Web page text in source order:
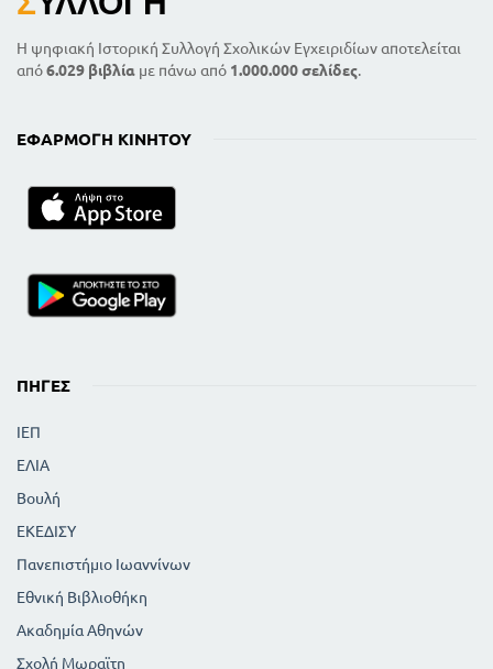
Η ψηφιακή Ιστορική Συλλογή Σχολικών Εγχειριδίων αποτελείται
από6.029 βιβλία με πάνω από 1.000.000 σελίδες.
ΕΦΑΡΜΟΓΉ ΚΙΝΗΤΟΎ
ΠΗΓΈΣ
ΙΕΠ
ΕΛΙΑ
Βουλή
ΕΚΕΔΙΣΥ
Πανεπιστήμιο Ιωαννίνων
Εθνική Βιβλιοθήκη
Ακαδημία Αθηνών
Σχολή Μωραϊτη